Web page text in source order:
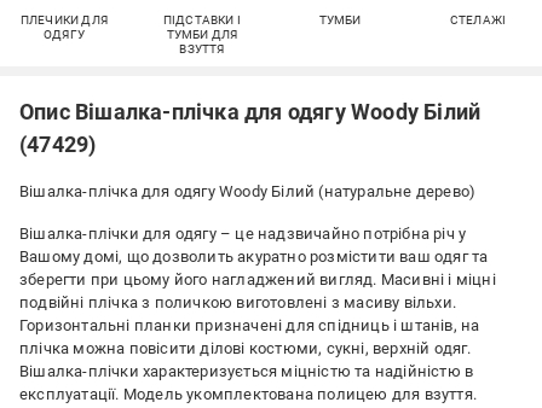
ПЛЕЧИКИ ДЛЯ
ОДЯГУ
ПІДСТАВКИ І
ТУМБИ ДЛЯ
ВЗУТТЯ
ТУМБИ СТЕЛАЖІ
Опис Вішалка-плічка для одягу Woody Білий
(47429)
Вішалка-плічка для одягу Woody Білий (натуральне дерево)
Вішалка-плічки для одягу – це надзвичайно потрібна річ у
Вашому домі, що дозволить акуратно розмістити ваш одяг та
зберегти при цьому його нагладжений вигляд. Масивні і міцні
подвійні плічка з поличкою виготовлені з масиву вільхи.
Горизонтальні планки призначені для спідниць і штанів, на
плічка можна повісити ділові костюми, сукні, верхній одяг.
Вішалка-плічки характеризується міцністю та надійністю в
експлуатації. Модель укомплектована полицею для взуття.